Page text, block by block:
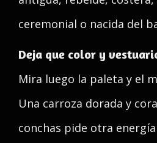
ceremonial o nacida del
Deja que color y
Mira luego la paleta y el
Una carroza dorada y
conchas pide otra